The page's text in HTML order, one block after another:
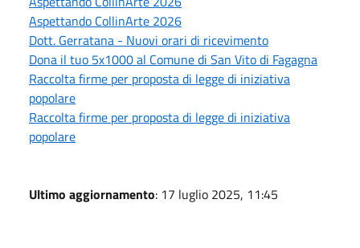
Aspettando CollinArte 2026
Dott. Gerratana - Nuovi orari di ricevimento
Dona il tuo 5x1000 al Comune di San Vito di Fagagna
Raccolta firme per proposta di legge di iniziativa
popolare
Raccolta firme per proposta di legge di iniziativa
popolare
Ultimo aggiornamento: 17 luglio 2025, 11:45